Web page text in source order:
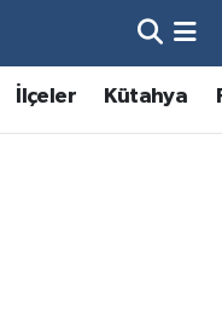
İlçeler Kütahya